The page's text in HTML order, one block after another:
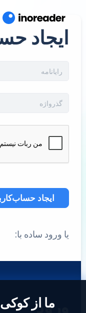
ایجاد
ایجاد
یا ورود ساده با:
ورود
ما از